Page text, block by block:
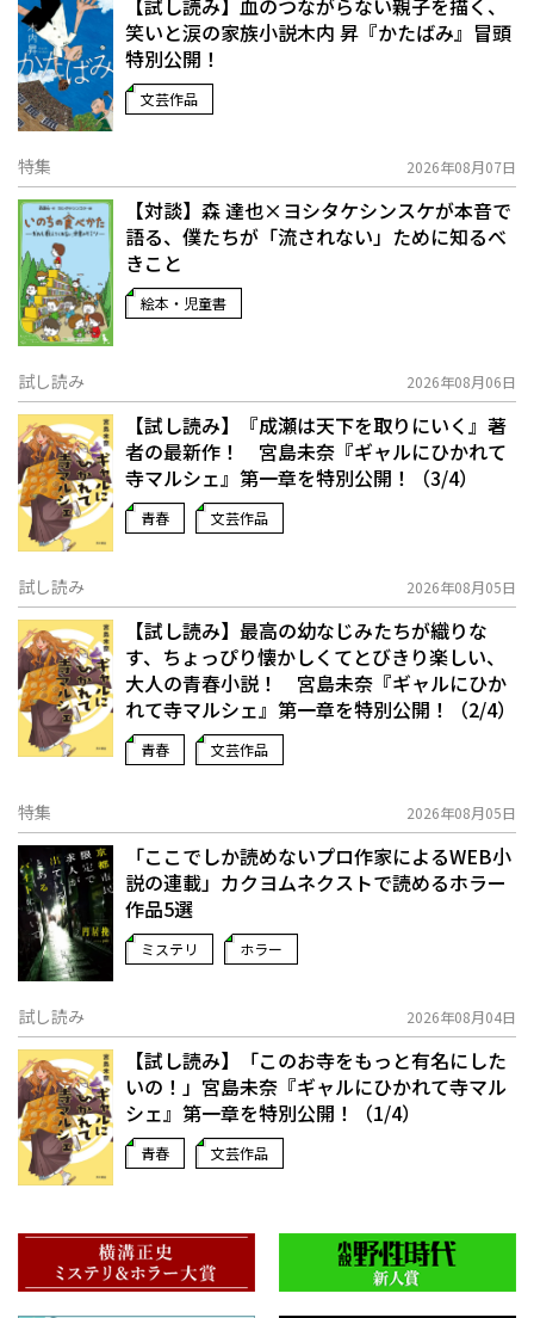
【試し読み】血のつながらない親子を描く、
笑いと涙の家族小説――木内 昇『かたばみ』冒頭
特別公開！
文芸作品
特集 2026年08月07日
【対談】森 達也×ヨシタケシンスケが本音で
語る、僕たちが「流されない」ために知るべ
きこと
絵本・児童書
試し読み 2026年08月06日
【試し読み】『成瀬は天下を取りにいく』著
者の最新作！ 宮島未奈『ギャルにひかれて
寺マルシェ』第一章を特別公開！（3/4）
青春 文芸作品
試し読み 2026年08月05日
【試し読み】最高の幼なじみたちが織りな
す、ちょっぴり懐かしくてとびきり楽しい、
大人の青春小説！ 宮島未奈『ギャルにひか
れて寺マルシェ』第一章を特別公開！（2/4）
青春 文芸作品
特集 2026年08月05日
「ここでしか読めないプロ作家によるWEB小
説の連載」――カクヨムネクストで読めるホラー
作品5選
ミステリ ホラー
試し読み 2026年08月04日
【試し読み】「このお寺をもっと有名にした
いの！」宮島未奈『ギャルにひかれて寺マル
シェ』第一章を特別公開！（1/4）
青春 文芸作品